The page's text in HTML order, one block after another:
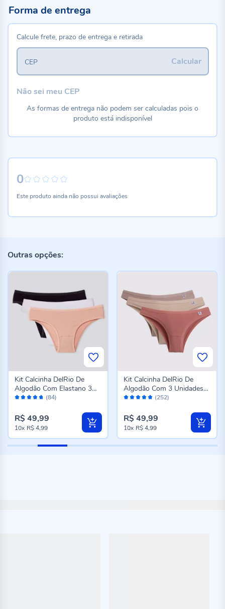
0
Este produto ainda não possui avaliações
Forma de entrega
Calcule frete, prazo de entrega e retirada
Calcular
CEP
Não sei meu CEP
As formas de entrega não podem ser calculadas pois o
produto está indisponível
Outras opções:
Avaliação: (84)
Kit Calcinha DelRio De
Algodão Com Elastano 3
Unidades Mousse/Bc/Pto
R$ 49,99
10x R$ 4,99
Avaliação: (252)
Kit Calcinha DelRio De
Algodão Com 3 Unidades
K6
R$ 49,99
10x R$ 4,99